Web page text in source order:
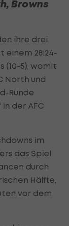
Browns
ihre drei
einem 28:24-
(10-5), womit
North und
Runde
der AFC
im
das Spiel
durch
Hälfte,
vor dem